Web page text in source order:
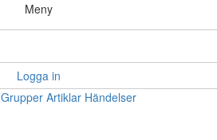
Meny
Logga in
Grupper Artiklar Händelser